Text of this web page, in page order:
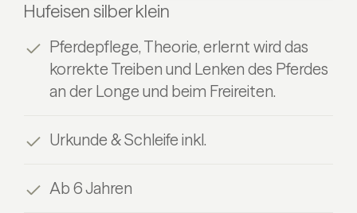
Hufeisen silber klein
Pferdepflege, Theorie, erlernt wird das
korrekte Treiben und Lenken des Pferdes
an der Longe und beim Freireiten.
Urkunde & Schleife inkl.
Ab 6 Jahren